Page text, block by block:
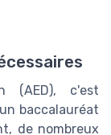
(AED), c'est
baccalauréat
de nombreux